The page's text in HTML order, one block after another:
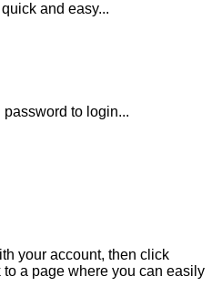
and easy...
to login...
your account, then click
a page where you can easily